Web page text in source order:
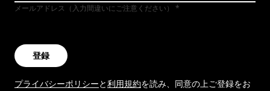
メールアドレス（入力間違いにご注意ください）
登録
プライバシーポリシーと利用規約を読み、同意の上ご登録をお